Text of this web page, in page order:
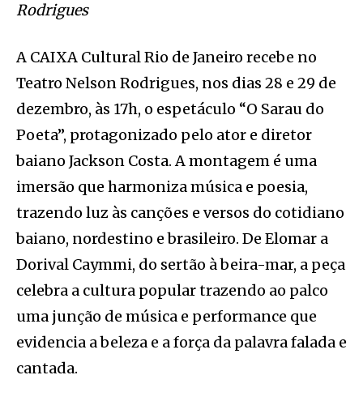
Rodrigues
A CAIXA Cultural Rio de Janeiro recebe no
Teatro Nelson Rodrigues, nos dias 28 e 29 de
dezembro, às 17h, o espetáculo “O Sarau do
Poeta”, protagonizado pelo ator e diretor
baiano Jackson Costa. A montagem é uma
imersão que harmoniza música e poesia,
trazendo luz às canções e versos do cotidiano
baiano, nordestino e brasileiro. De Elomar a
Dorival Caymmi, do sertão à beira-mar, a peça
celebra a cultura popular trazendo ao palco
uma junção de música e performance que
evidencia a beleza e a força da palavra falada e
cantada.